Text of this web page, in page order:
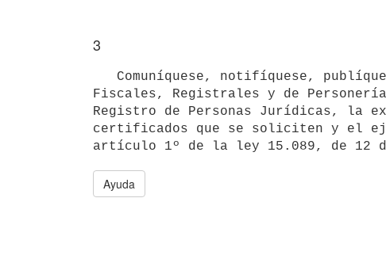
3
Fiscales, Registrales y de
Registro de Personas Jurídicas, la
certificados que se soliciten y el
Ayuda